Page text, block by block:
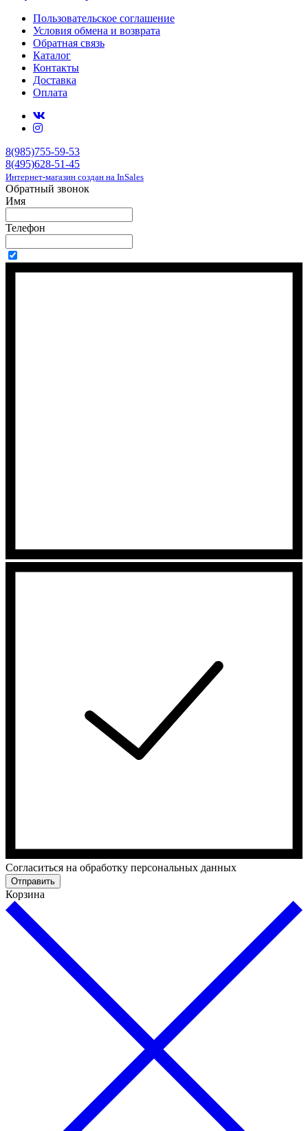
Пользовательское соглашение
Условия обмена и возврата
Обратная связь
Каталог
Контакты
Доставка
Оплата
8(985)755-59-53
8(495)628-51-45
Интернет-магазин создан на InSales
Обратный звонок
Имя
Телефон
Cогласиться на обработку персональных данных
Отправить
Корзина